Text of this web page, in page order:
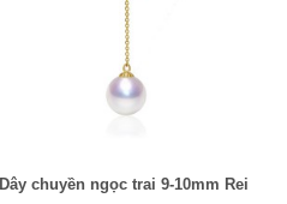
Dây chuyền ngọc trai 9-10mm Rei